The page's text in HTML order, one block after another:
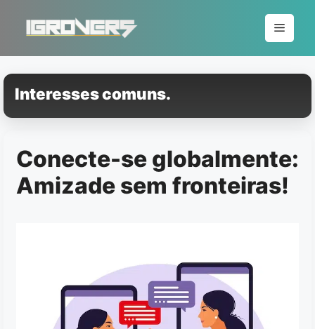
conteúdo
Menu
Interesses comuns.
Conecte-se globalmente:
Amizade sem fronteiras!